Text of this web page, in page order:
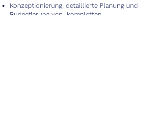
Konzeptionierung, detaillierte Planung und
Budgetierung von kompletten